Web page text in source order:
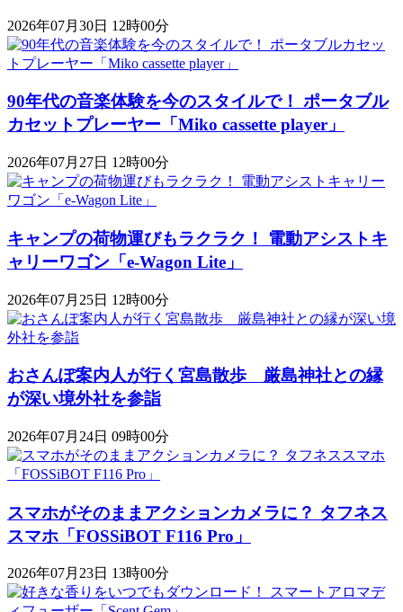
2026年07月30日 12時00分
90年代の音楽体験を今のスタイルで！ ポータブル
カセットプレーヤー「Miko cassette player」
2026年07月27日 12時00分
キャンプの荷物運びもラクラク！ 電動アシストキ
ャリーワゴン「​​e-Wagon Lite」
2026年07月25日 12時00分
おさんぽ案内人が行く宮島散歩 厳島神社との縁
が深い境外社を参詣
2026年07月24日 09時00分
スマホがそのままアクションカメラに？ タフネス
スマホ「FOSSiBOT F116 Pro」
2026年07月23日 13時00分